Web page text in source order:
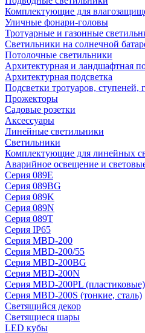
Комплектующие для
Уличные фонари-головы
Тротуарные и газонные
Светильники на солнечной
Потолочные светильники
Архитектурная и ландшафтная
Архитектурная подсветка
Подсветки тротуаров, ступеней,
Прожекторы
Садовые розетки
Аксессуары
Линейные светильники
Светильники
Комплектующие для линейных
Аварийное освещение и
Серия 089E
Серия 089BG
Серия 089K
Серия 089N
Серия 089T
Серия IP65
Серия MBD-200
Серия MBD-200/55
Серия MBD-200BG
Серия MBD-200N
Серия MBD-200PL (пластиковые)
Серия MBD-200S (тонкие, сталь)
Светящийся декор
Светящиеся шары
LED кубы